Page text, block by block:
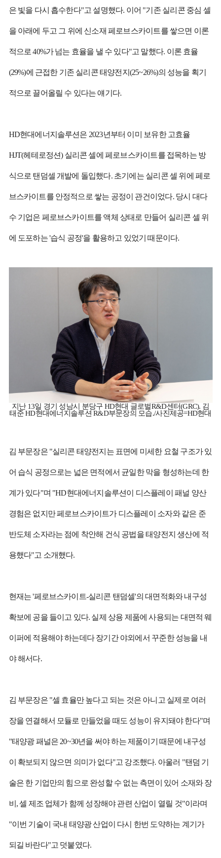
은 빛을 다시 흡수한다"고 설명했다. 이어 "기존 실리콘 중심 셀
을 아래에 두고 그 위에 신소재 페로브스카이트를 쌓으면 이론
적으로 40%가 넘는 효율을 낼 수 있다"고 말했다. 이론 효율
(29%)에 근접한 기존 실리콘 태양전지(25~26%)의 성능을 획기
적으로 끌어올릴 수 있다는 얘기다.
HD현대에너지솔루션은 2023년부터 이미 보유한 고효율
HJT(헤테로정션) 실리콘 셀에 페로브스카이트를 접목하는 방
식으로 탠덤셀 개발에 돌입했다. 초기에는 실리콘 셀 위에 페로
브스카이트를 안정적으로 쌓는 공정이 관건이었다. 당시 대다
수 기업은 페로브스카이트를 액체 상태로 만들어 실리콘 셀 위
에 도포하는 '습식 공정'을 활용하고 있었기 때문이다.
지난 13일 경기 성남시 분당구 HD현대 글로벌R&D센터(GRC). 김
태준 HD현대에너지솔루션 R&D부문장의 모습./사진제공=HD현대
김 부문장은 "실리콘 태양전지는 표면에 미세한 요철 구조가 있
어 습식 공정으로는 넓은 면적에서 균일한 막을 형성하는데 한
계가 있다"며 "HD현대에너지솔루션이 디스플레이 패널 양산
경험은 없지만 페로브스카이트가 디스플레이 소자와 같은 준
반도체 소자라는 점에 착안해 건식 공법을 태양전지 생산에 적
용했다"고 소개했다.
현재는 '페로브스카이트-실리콘 탠덤셀'의 대면적화와 내구성
확보에 공을 들이고 있다. 실제 상용 제품에 사용되는 대면적 웨
이퍼에 적용해야 하는데다 장기간 야외에서 꾸준한 성능을 내
야 해서다.
김 부문장은 "셀 효율만 높다고 되는 것은 아니고 실제로 여러
장을 연결해서 모듈로 만들었을 때도 성능이 유지돼야 한다"며
"태양광 패널은 20~30년을 써야 하는 제품이기 때문에 내구성
이 확보되지 않으면 의미가 없다"고 강조했다. 아울러 "탠덤 기
술은 한 기업만의 힘으로 완성할 수 없는 측면이 있어 소재와 장
비, 셀 제조 업체가 함께 성장해야 관련 산업이 열릴 것"이라며
"이번 기술이 국내 태양광 산업이 다시 한번 도약하는 계기가
되길 바란다"고 덧붙였다.